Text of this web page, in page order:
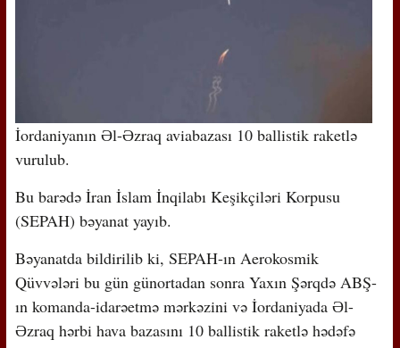
İordaniyanın Əl-Əzraq aviabazası 10 ballistik raketlə
vurulub.
Bu barədə İran İslam İnqilabı Keşikçiləri Korpusu
(SEPAH) bəyanat yayıb.
Bəyanatda bildirilib ki, SEPAH-ın Aerokosmik
Qüvvələri bu gün günortadan sonra Yaxın Şərqdə ABŞ-
ın komanda-idarəetmə mərkəzini və İordaniyada Əl-
Əzraq hərbi hava bazasını 10 ballistik raketlə hədəfə